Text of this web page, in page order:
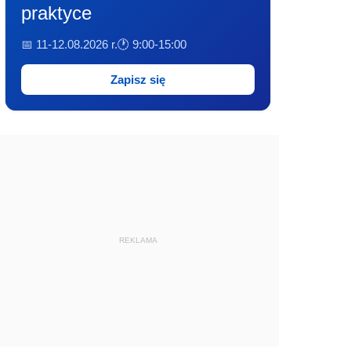
praktyce
📅 11-12.08.2026 r.🕐 9:00-15:00
Zapisz się
REKLAMA